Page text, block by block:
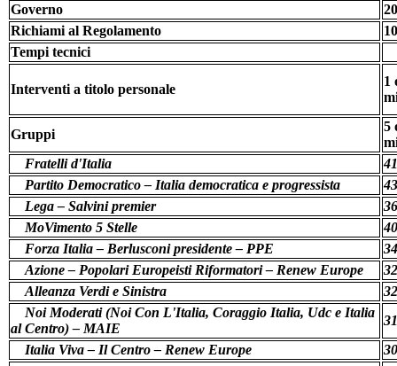
Governo
Richiami al Regolamento
Tempi tecnici
Interventi a titolo personale
1
Gruppi
5
Fratelli d'Italia
Partito Democratico – Italia democratica e progressista
Lega – Salvini premier
MoVimento 5 Stelle
Forza Italia – Berlusconi presidente – PPE
Azione – Popolari Europeisti Riformatori – Renew Europe
Alleanza Verdi e Sinistra
Noi Moderati (Noi Con L'Italia, Coraggio Italia, Udc e Italia
al Centro) – MAIE
Italia Viva – Il Centro – Renew Europe